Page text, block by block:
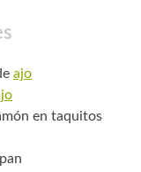
ajo
en taquitos